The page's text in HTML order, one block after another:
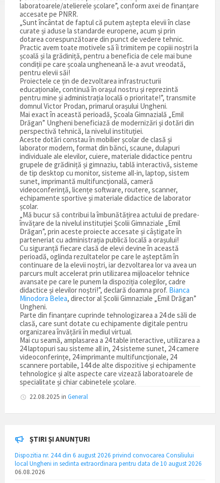
laboratoarele/atelierele școlare”, conform axei de finanțare
accesate pe PNRR.
„Sunt încântat de faptul că putem aștepta elevii în clase
curate și aduse la standarde europene, acum și prin
dotarea corespunzătoare din punct de vedere tehnic.
Practic avem toate motivele să îi trimitem pe copiii noștri la
școală și la grădiniță, pentru a beneficia de cele mai bune
condiții pe care școala ungheneană le-a avut vreodată,
pentru elevii săi!
Proiectele ce țin de dezvoltarea infrastructurii
educaționale, continuă în orașul nostru și reprezintă
pentru mine și administrația locală o prioritate!”, transmite
domnul Victor Prodan, primarul orașului Ungheni.
Mai exact în această perioadă, Școala Gimnazială „Emil
Drăgan” Ungheni beneficiază de modernizări și dotări din
perspectivă tehnică, la nivelul instituției.
Aceste dotări constau în mobilier școlar de clasă și
laborator modern, format din bănci, scaune, dulapuri
individuale ale elevilor, cuiere, materiale didactice pentru
grupele de grădiniță și gimnaziu, tablă interactivă, sisteme
de tip desktop cu monitor, sisteme all-in, laptop, sistem
sunet, imprimantă multifuncțională, cameră
videoconferință, licențe software, routere, scanner,
echipamente sportive și materiale didactice de laborator
școlar.
„Mă bucur să contribui la îmbunătățirea actului de predare-
învățare de la nivelul instituției Școlii Gimnaziale „Emil
Drăgan”, prin aceste proiecte accesate și câștigate în
parteneriat cu administrația publică locală a orașului!
Cu siguranță fiecare clasă de elevi devine în această
perioadă, oglinda rezultatelor pe care le așteptăm în
continuare de la elevii noștri, iar dezvoltarea lor va avea un
parcurs mult accelerat prin utilizarea mijloacelor tehnice
avansate pe care le punem la dispoziția colegilor, cadre
didactice și elevilor noștri!”, declară doamna prof. Bianca
Minodora Belea, director al Școlii Gimnaziale „Emil Drăgan”
Ungheni.
Parte din finanțare cuprinde tehnologizarea a 24 de săli de
clasă, care sunt dotate cu echipamente digitale pentru
organizarea învățării în mediul virtual.
Mai cu seamă, amplasarea a 24 table interactive, utilizarea a
24 laptopuri sau sisteme all in, 24 sisteme sunet, 24 camere
videoconferințe, 24 imprimante multifuncționale, 24
scannere portabile, 144 de alte dispozitive și echipamente
tehnologice și alte aspecte care vizează laboratoarele de
specialitate și chiar cabinetele școlare.
22.08.2025 in General
ȘTIRI ȘI ANUNȚURI
Dispozitia nr. 244 din 6 august 2026 privind convocarea Consiliului
local Ungheni in sedinta extraordinara pentru data de 10 august 2026
06.08.2026